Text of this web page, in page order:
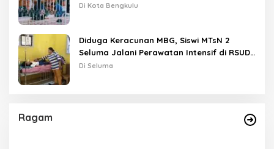
Di Kota Bengkulu
Diduga Keracunan MBG, Siswi MTsN 2
Seluma Jalani Perawatan Intensif di RSUD
Tais
Di Seluma
Ragam